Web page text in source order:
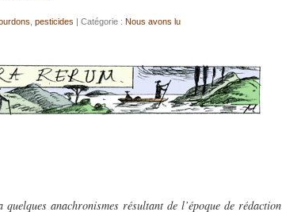
pesticides | Catégorie : Nous avons lu
quelques anachronismes résultant de l’époque de rédaction